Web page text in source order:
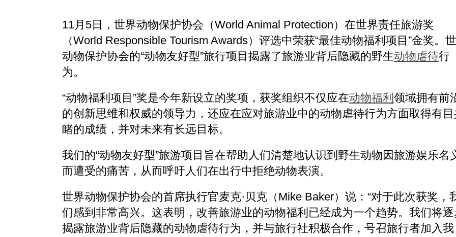
11月5日，世界动物保护协会（World Animal Protection）在世界责任旅游奖
（World Responsible Tourism Awards）评选中荣获“最佳动物福利项目”金奖。
动物保护协会的“动物友好型”旅行项目揭露了旅游业背后隐藏的野生动物虐待行
为。
“动物福利项目”奖是今年新设立的奖项，获奖组织不仅应在动物福利 领域拥有前
的创新思维和权威的领导力，还应在应对旅游业中的动物虐待行为方面取得有
睹的成绩，并对未来有长远目标。
我们的“动物友好型”旅游项目旨在帮助人们清楚地认识到野生动物因旅游娱乐名
而遭受的痛苦，从而呼吁人们在出行中拒绝动物表演。
世界动物保护协会的首席执行官麦克·贝克（Mike Baker）说：“对于此次获奖，
们感到非常高兴。这表明，改善旅游业的动物福利已经成为一个趋势。我们将
揭露旅游业背后隐藏的动物虐待行为，并与旅行社积极合作，号召旅行者加入我